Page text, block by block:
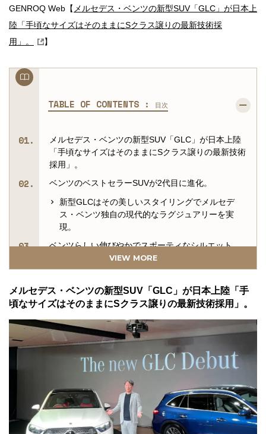
GENROQ Web【 メルセデス・ベンツの新型SUV「GLC」が日本上
陸「手頃なサイズはそのままにSクラス譲りの最新技術採
用」。
】
TABLE OF CONTENTS : 目次
メルセデス・ベンツの新型SUV「GLC」が日本上陸
「手頃なサイズはそのままにSクラス譲りの最新技術
採用」。
ベンツのベストセラーSUVが2代目に進化。
新型GLCはその美しいスタイリングでメルセデ
ス・ベンツ独自の現代的なラグジュアリーを実
現。
ベンツらしい伸びやかでスポーティなシルエット。
ドライバーの視認性が向上したコクピット。
SUVらしく大容量が確保されたラゲッジルーム。
高効率2.0リッター直4クリーンディーゼルターボを
搭載。
オフロード走行をサポートする様々な機能。
車両本体価格（税込）
“GENROQ Web”の関連記事（外部リンク）
GLCをはじめ、アウトドアなクルマをたくさん掲載
中！
VIEW MORE
メルセデス・ベンツの新型SUV「GLC」が日本上陸「手
頃なサイズはそのままにSクラス譲りの最新技術採用」。